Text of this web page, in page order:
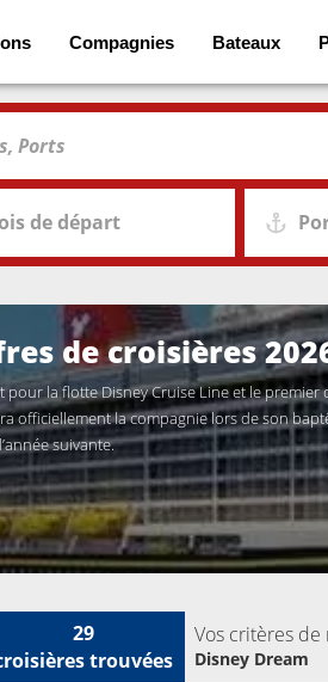
Compagnies Bateaux
de départ
de croisières
la flotte Disney Cruise Line et le
officiellement la compagnie lors de son
suivante.
29
trouvées
Vos critères de
Disney Dream